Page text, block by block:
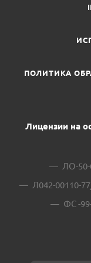
ПОЛИТИКА
Лицензии на
ЛО-50-
Л042-00110-
ФС -